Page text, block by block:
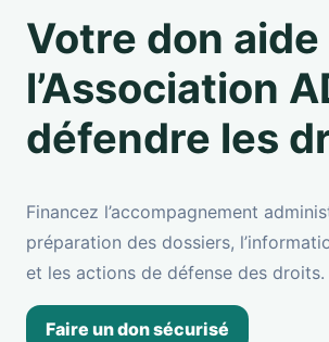
Votre don aide
l’Association
défendre les
Financez l’accompagnement
préparation des dossiers,
et les actions de défense des droits.
Faire un don sécurisé